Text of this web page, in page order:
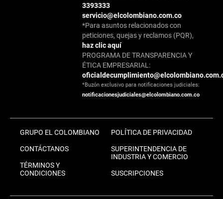
3393333
servicio@elcolombiano.com.co
*Para asuntos relacionados con
peticiones, quejas y reclamos (PQR),
haz clic aquí
PROGRAMA DE TRANSPARENCIA Y
ÉTICA EMPRESARIAL:
*Buzón exclusivo para notificaciones judiciales:
notificacionesjudiciales@elcolombiano.com.co
GRUPO EL COLOMBIANO
CONTÁCTANOS
TÉRMINOS Y
CONDICIONES
POLÍTICA DE PRIVACIDAD
SUPERINTENDENCIA DE
INDUSTRIA Y COMERCIO
SUSCRIPCIONES